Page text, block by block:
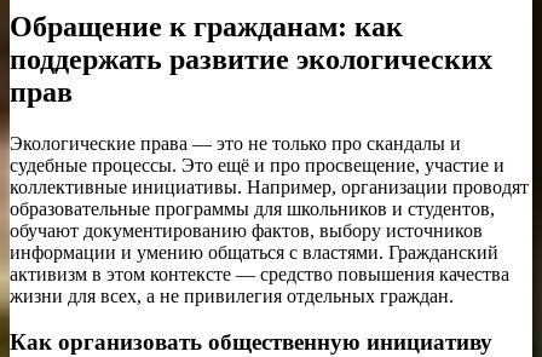
Обращение к гражданам: как
поддержать развитие экологических
прав
Экологические права — это не только про скандалы и
судебные процессы. Это ещё и про просвещение, участие и
коллективные инициативы. Например, организации проводят
образовательные программы для школьников и студентов,
обучают документированию фактов, выбору источников
информации и умению общаться с властями. Гражданский
активизм в этом контексте — средство повышения качества
жизни для всех, а не привилегия отдельных граждан.
Как организовать общественную инициативу